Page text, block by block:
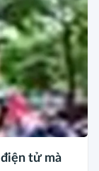
điện tử mà